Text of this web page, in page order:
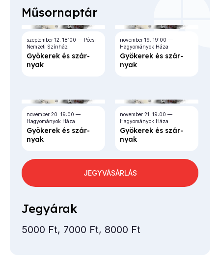
Műsornaptár
Gyö­ke­rek és szár­
nyak
szeptember 12. 18:00
Pécsi
Nemzeti Színház
Gyö­ke­rek és szár­
nyak
november 19. 19:00
Hagyományok Háza
Gyö­ke­rek és szár­
nyak
november 20. 19:00
Hagyományok Háza
Gyö­ke­rek és szár­
nyak
november 21. 19:00
Hagyományok Háza
JEGYVÁSÁRLÁS
Jegyárak
5000 Ft, 7000 Ft, 8000 Ft